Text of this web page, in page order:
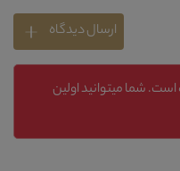
ارسال دیدگاه
شما میتوانید اولین